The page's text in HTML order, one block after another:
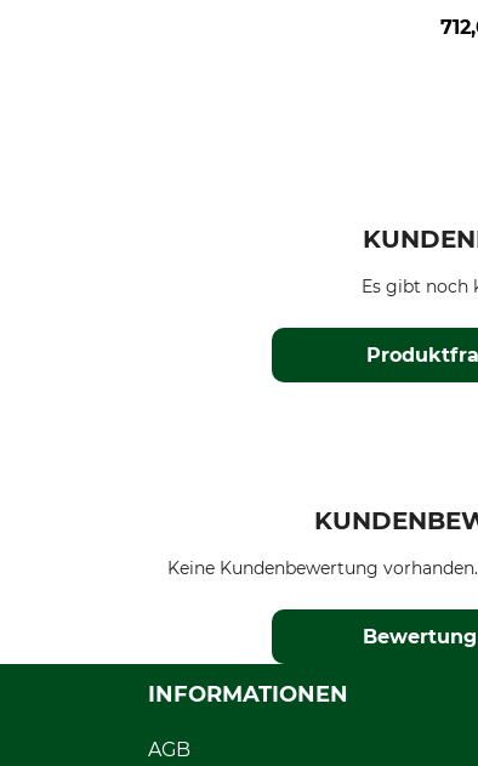
Es gibt noch
Keine Kundenbewertung
INFORMATIONEN
AGB